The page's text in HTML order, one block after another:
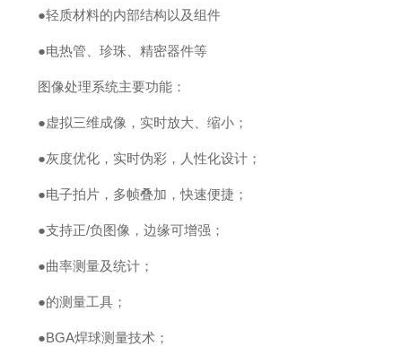
●轻质材料的内部结构以及组件
●电热管、珍珠、精密器件等
图像处理系统主要功能：
●虚拟三维成像，实时放大、缩小；
●灰度优化，实时伪彩，人性化设计；
●电子拍片，多帧叠加，快速便捷；
●支持正/负图像，边缘可增强；
●曲率测量及统计；
●的测量工具；
●BGA焊球测量技术；